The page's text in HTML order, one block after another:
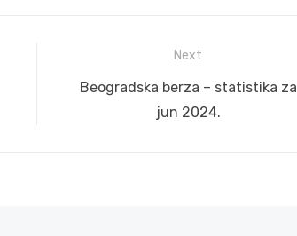
Next
Next
Beogradska berza – statistika za
jun 2024.